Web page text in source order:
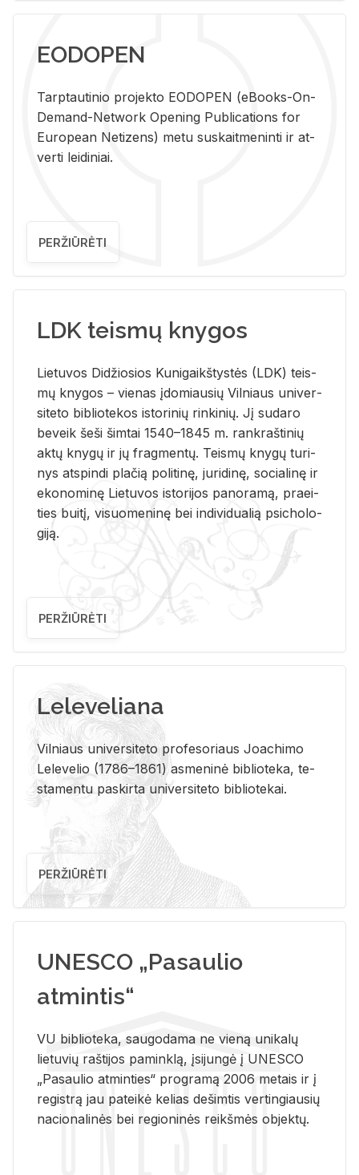
EODOPEN
Tarp­tau­ti­nio pro­jek­to EO­DO­PEN (eBo­oks-On-
De­mand-Ne­twork Ope­ning Pub­li­ca­tions for
Eu­ro­pe­an Ne­ti­zens) metu su­skait­me­nin­ti ir at­
ver­ti lei­di­niai.
PERŽIŪRĖTI
LDK teismų knygos
Lie­tu­vos Di­džio­sios Ku­ni­gaikš­tys­tės (LDK) teis­
mų kny­gos – vie­nas įdo­miau­sių Vil­niaus uni­ver­
si­te­to bi­b­lio­te­kos is­to­ri­nių rin­ki­nių. Jį su­da­ro
be­veik šeši šim­tai 1540–1845 m. rank­raš­ti­nių
aktų kny­gų ir jų frag­men­tų. Teis­mų kny­gų tu­ri­
nys at­spin­di pla­čią po­li­ti­nę, ju­ri­di­nę, so­cia­li­nę ir
eko­no­mi­nę Lie­tu­vos is­to­ri­jos pa­no­ra­mą, pra­ei­
ties bui­tį, vi­suo­me­ni­nę bei in­di­vi­dua­lią psi­cho­lo­
gi­ją.
PERŽIŪRĖTI
Leleveliana
Vil­niaus uni­ver­si­te­to pro­fe­so­riaus Jo­a­chi­mo
Le­le­ve­lio (1786–1861) as­me­ni­nė bi­b­lio­te­ka, te­
sta­men­tu pa­skir­ta uni­ver­si­te­to bi­b­lio­te­kai.
PERŽIŪRĖTI
UNESCO „Pasaulio
atmintis“
VU biblioteka, saugodama ne vieną unikalų
lietuvių raštijos paminklą, įsijungė į UNESCO
„Pasaulio atminties“ programą 2006 metais ir į
registrą jau pateikė kelias dešimtis vertingiausių
nacionalinės bei regioninės reikšmės objektų.